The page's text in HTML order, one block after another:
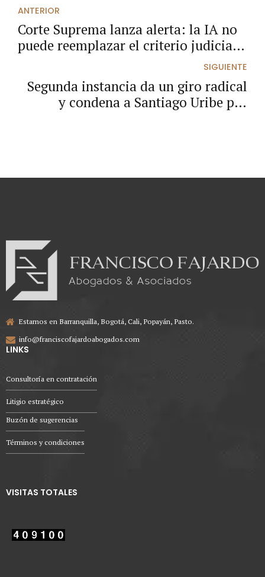
ANTERIOR
Corte Suprema lanza alerta: la IA no
puede reemplazar el criterio judicial
ni exime al juez de verificar sus
fuentes
SIGUIENTE
Segunda instancia da un giro radical
y condena a Santiago Uribe por
Estamos en Barranquilla, Bogotá, Cali, Popayán, Pasto.
info@franciscofajardoabogados.com
LINKS
Consultoría en contratación
Litigio estratégico
Buzón de sugerencias
Términos y condiciones
VISITAS TOTALES